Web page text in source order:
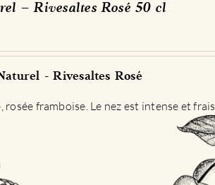
– Rivesaltes Rosé 50 cl
- Rivesaltes Rosé
framboise. Le nez est intense et frais.